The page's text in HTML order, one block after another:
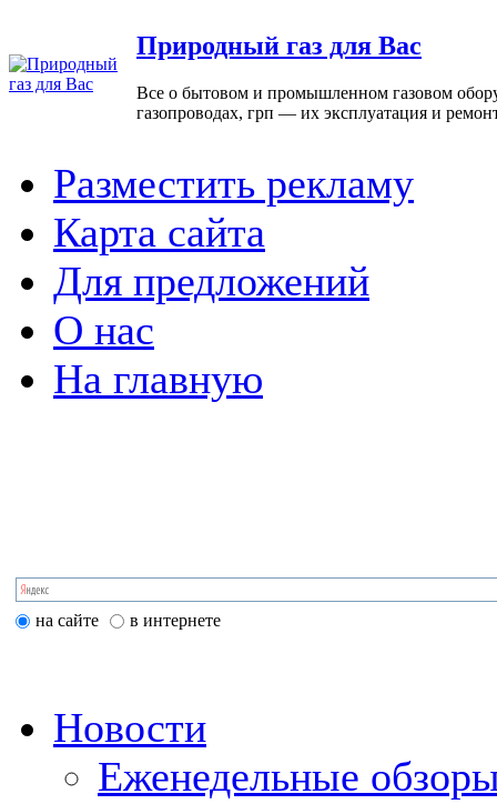
Природный газ для Вас
Все о бытовом и промышленном газовом
газопроводах, грп — их эксплуатация и
Разместить рекламу
Карта сайта
Для предложений
О нас
На главную
на сайте в интернете
Новости
Еженедельные